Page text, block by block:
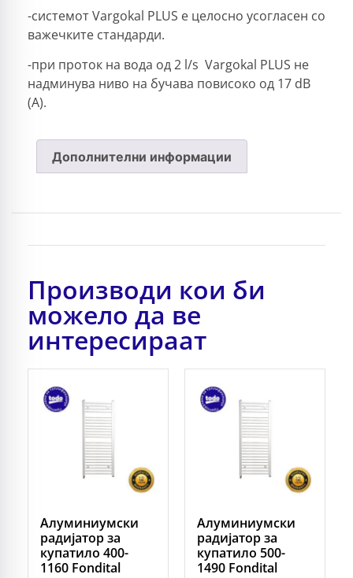
-системот Vargokal PLUS е целосно усогласен со
важечките стандарди.
-при проток на вода од 2 l/s Vargokal PLUS не
надминува ниво на бучава повисоко од 17 dB
(A).
Дополнителни информации
Производи кои би
можело да ве
интересираат
Алуминиумски
радијатор за
купатило 400-
1160 Fondital
Алуминиумски
радијатор за
купатило 500-
1490 Fondital